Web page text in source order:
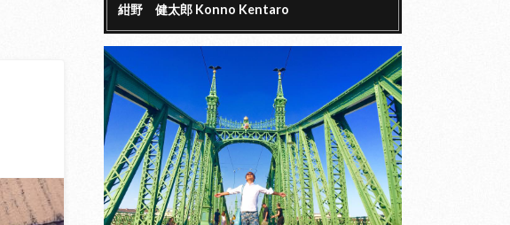
紺野 健太郎 Konno Kentaro